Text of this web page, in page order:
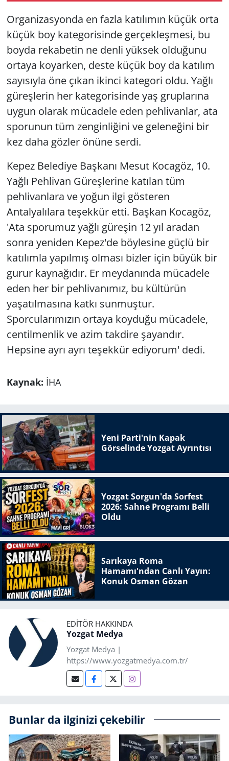
Organizasyonda en fazla katılımın küçük orta
küçük boy kategorisinde gerçekleşmesi, bu
boyda rekabetin ne denli yüksek olduğunu
ortaya koyarken, deste küçük boy da katılım
sayısıyla öne çıkan ikinci kategori oldu. Yağlı
güreşlerin her kategorisinde yaş gruplarına
uygun olarak mücadele eden pehlivanlar, ata
sporunun tüm zenginliğini ve geleneğini bir
kez daha gözler önüne serdi.
Kepez Belediye Başkanı Mesut Kocagöz, 10.
Yağlı Pehlivan Güreşlerine katılan tüm
pehlivanlara ve yoğun ilgi gösteren
Antalyalılara teşekkür etti. Başkan Kocagöz,
'Ata sporumuz yağlı güreşin 12 yıl aradan
sonra yeniden Kepez'de böylesine güçlü bir
katılımla yapılmış olması bizler için büyük bir
gurur kaynağıdır. Er meydanında mücadele
eden her bir pehlivanımız, bu kültürün
yaşatılmasına katkı sunmuştur.
Sporcularımızın ortaya koyduğu mücadele,
centilmenlik ve azim takdire şayandır.
Hepsine ayrı ayrı teşekkür ediyorum' dedi.
Kaynak: İHA
Yeni Parti'nin Kapak
Görselinde Yozgat Ayrıntısı
Yozgat Sorgun'da Sorfest
2026: Sahne Programı Belli
Oldu
Sarıkaya Roma
Hamamı'ndan Canlı Yayın:
Konuk Osman Gözan
EDITÖR HAKKINDA
Yozgat Medya
Yozgat Medya |
https://www.yozgatmedya.com.tr/
Bunlar da ilginizi çekebilir